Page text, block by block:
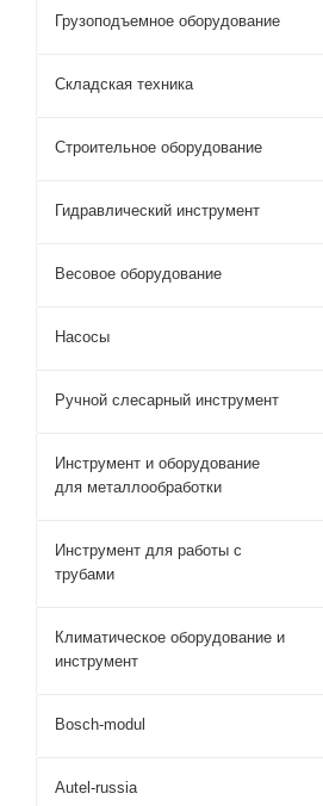
Грузоподъемное оборудование
Складская техника
Строительное оборудование
Гидравлический инструмент
Весовое оборудование
Насосы
Ручной слесарный инструмент
Инструмент и оборудование
для металлообработки
Инструмент для работы с
трубами
Климатическое оборудование и
инструмент
Bosch-modul
Autel-russia